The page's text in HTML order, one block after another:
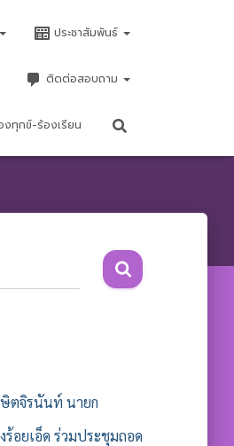
ประชาสัมพันธ์
ติดต่อสอบถาม
งทุกข์-ร้องเรียน
ตจิรนันท์ นายก
ร้อยเอ็ด ร่วมประชุมถอด